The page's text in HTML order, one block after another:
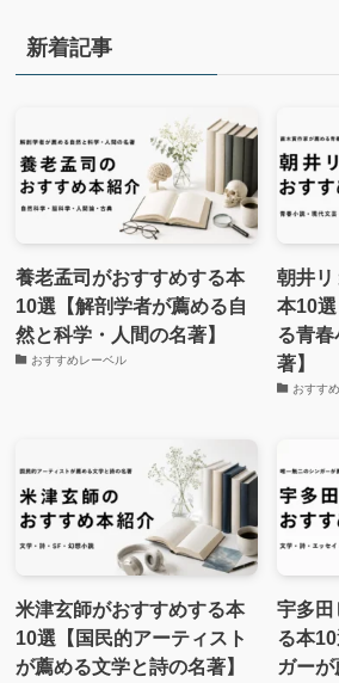
新着記事
養老孟司がおすすめする本
10選【解剖学者が薦める自
然と科学・人間の名著】
おすすめレーベル
朝井リ
本10
る青
著】
おすす
米津玄師がおすすめする本
10選【国民的アーティスト
が薦める文学と詩の名著】
宇多田
る本
ガー